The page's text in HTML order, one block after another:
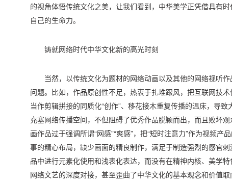
的视角体悟传统文化之美，让我们看到，中华美学正凭借具有
自己的生命力。
铸就网络时代中华文化新的高光时刻
当然，以传统文化为题材的网络动画以及其他的网络视听
问题。比如，作品原创性不足，热衷于扎堆跟风，把互联网技
当作剪辑拼接的同质化“创作”、移花接木重复传播的温床，导
充塞网络传播空间，不但阻碍了优秀作品脱颖而出，而且败坏
画作品过于强调所谓“网感”“爽感”，把“短时注意力”作为视频产
事的精心布局，缺少画面的精良制作，满足于制造强烈的感官
品中进行元素化使用和浅表化表达，而没有在精神内核、美学
网络文艺的深度对接，甚至歪曲了中华文化的基本观念和价值